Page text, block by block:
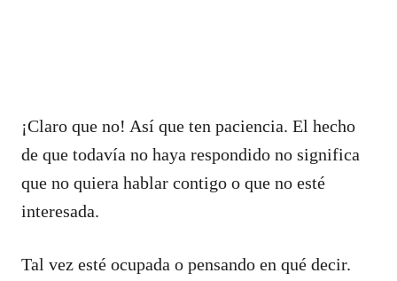
¡Claro que no! Así que ten paciencia. El hecho
de que todavía no haya respondido no significa
que no quiera hablar contigo o que no esté
interesada.
Tal vez esté ocupada o pensando en qué decir.